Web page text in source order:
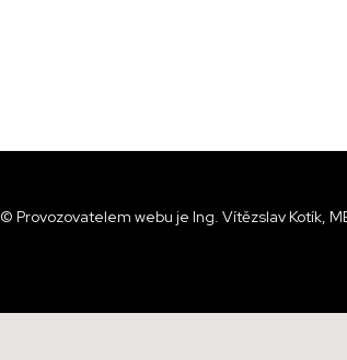
© Provozovatelem webu je Ing. Vítězslav Kotík,